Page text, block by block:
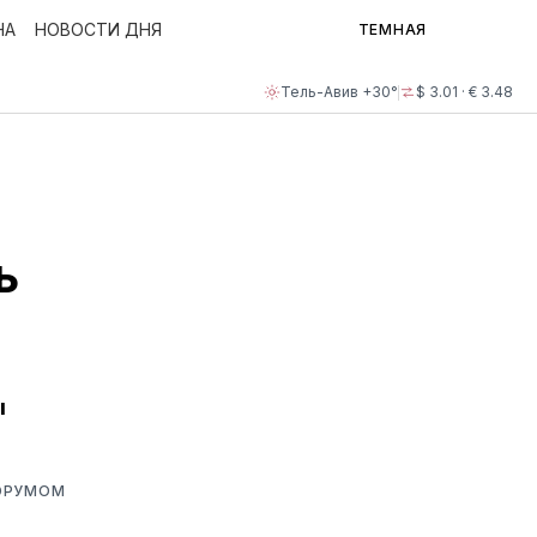
Тель-Авив +30° $ 3.01 · € 3.48
НОВОСТИ ДНЯ ТЕМНАЯ